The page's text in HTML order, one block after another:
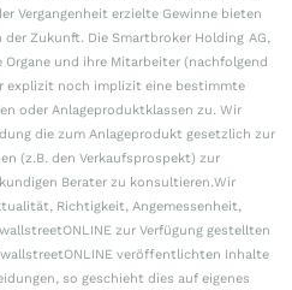
Vergangenheit erzielte Gewinne bieten
der Zukunft. Die Smartbroker Holding AG,
und ihre Mitarbeiter (nachfolgend
explizit noch implizit eine bestimmte
oder Anlageproduktklassen zu. Wir
die zum Anlageprodukt gesetzlich zur
(z.B. den Verkaufsprospekt) zur
Berater zu konsultieren.Wir
Richtigkeit, Angemessenheit,
zur Verfügung gestellten
veröffentlichten Inhalte
so geschieht dies auf eigenes